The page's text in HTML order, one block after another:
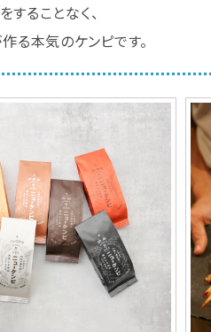
ることなく、
る本気のケンピです。